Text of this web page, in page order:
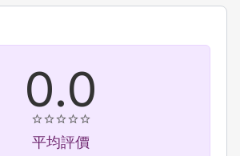
0.0
平均評價